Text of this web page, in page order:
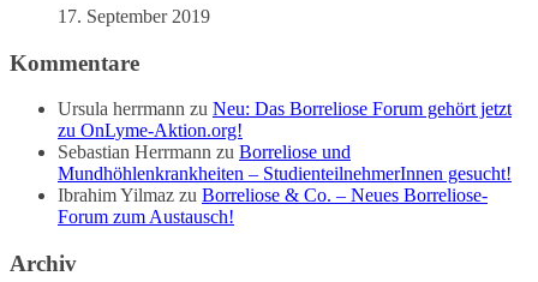
17. September 2019
Kommentare
Ursula herrmann zu Neu: Das Borreliose Forum gehört jetzt
zu OnLyme-Aktion.org!
Sebastian Herrmann zu Borreliose und
Mundhöhlenkrankheiten – StudienteilnehmerInnen gesucht!
Ibrahim Yilmaz zu Borreliose & Co. – Neues Borreliose-
Forum zum Austausch!
Archiv